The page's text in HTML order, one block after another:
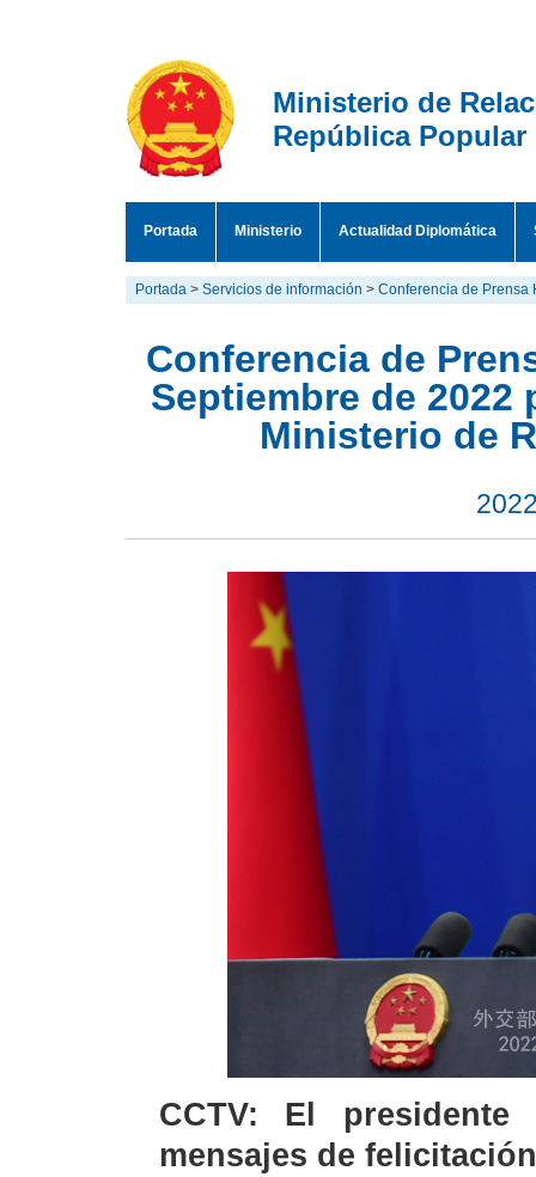
Ministerio de
República Popular
Portada Ministerio Actualidad Diplomática
Portada > Servicios de información > Conferencia de Prensa
Conferencia de
Septiembre de 2022
Ministerio de
CCTV: El
mensajes de